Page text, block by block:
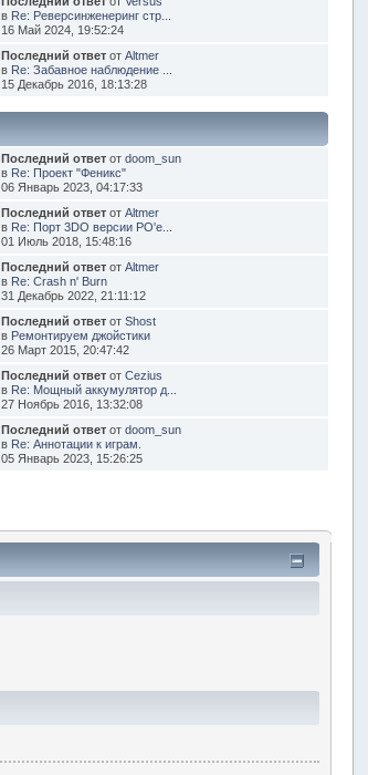
в Re: Реверсинженеринг стр...
16 Май 2024, 19:52:24
Последний ответот Altmer
в Re: Забавное наблюдение ...
15 Декабрь 2016, 18:13:28
Последний ответот doom_sun
в Re: Проект "Феникс"
06 Январь 2023, 04:17:33
Последний ответот Altmer
в Re: Порт 3DO версии PO'e...
01 Июль 2018, 15:48:16
Последний ответот Altmer
в Re: Crash n' Burn
31 Декабрь 2022, 21:11:12
Последний ответот Shost
в Ремонтируем джойстики
26 Март 2015, 20:47:42
Последний ответот Cezius
в Re: Мощный аккумулятор д...
27 Ноябрь 2016, 13:32:08
Последний ответот doom_sun
в Re: Аннотации к играм.
05 Январь 2023, 15:26:25